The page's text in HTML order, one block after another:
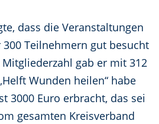
dass die Veranstaltungen
Teilnehmern gut besucht
gab er mit 312
Wunden heilen“ habe
3000 Euro erbracht, das sei
gesamten Kreisverband